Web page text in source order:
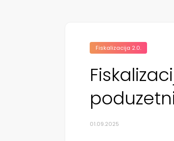
Fiskalizacija 2.0.
01.09.2025